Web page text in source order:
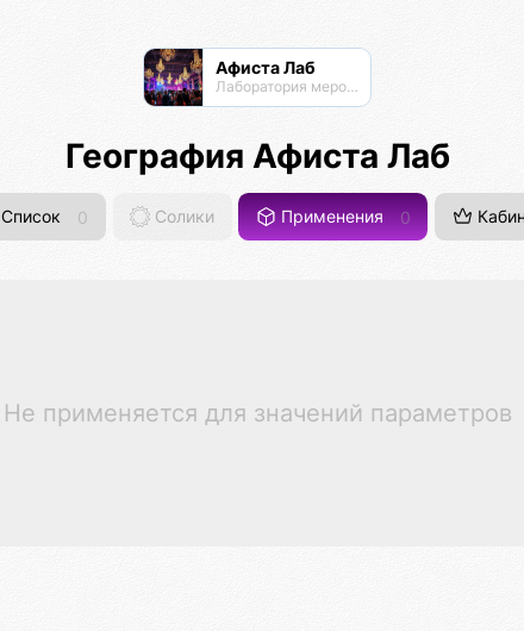
Афиста Лаб
Лаборатория мероприятий
География Афиста Лаб
Список 0 Солики Применения 0
Не применяется для значений параметров